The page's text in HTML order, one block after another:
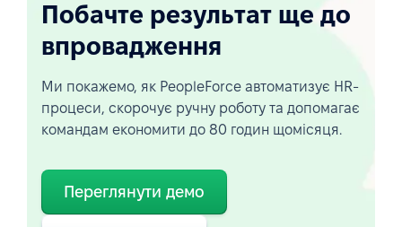
Побачте результат ще до
впровадження
Ми покажемо, як PeopleForce автоматизує HR-
процеси, скорочує ручну роботу та допомагає
командам економити до 80 годин щомісяця.
Переглянути демо